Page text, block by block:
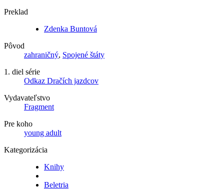
Preklad
Zdenka Buntová
Pôvod
zahraničný, Spojené štáty
1. diel série
Odkaz Dračích jazdcov
Vydavateľstvo
Fragment
Pre koho
young adult
Kategorizácia
Knihy
Beletria